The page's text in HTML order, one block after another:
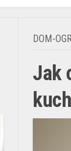
DOM-
Jak